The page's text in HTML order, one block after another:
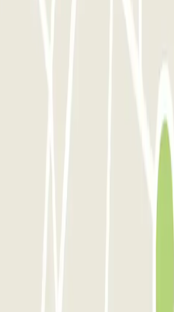
servizio su Brindisi Gentilezza del
in andata che ritorno
a Brindisi
Comfort - P1